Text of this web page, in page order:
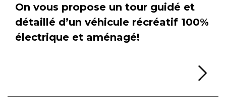
On vous propose un tour guidé et
détaillé d’un véhicule récréatif 100%
électrique et aménagé!